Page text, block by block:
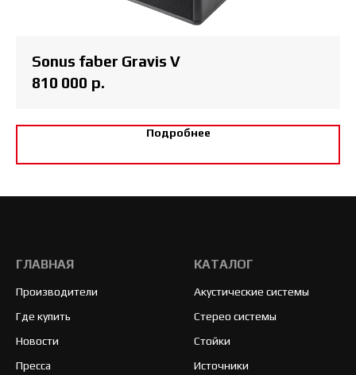
Sonus faber Gravis V
810 000 р.
Подробнее
ГЛАВНАЯ
Производители
Где купить
Новости
Пресса
КАТАЛОГ
Акустические системы
Стерео системы
Стойки
Источники